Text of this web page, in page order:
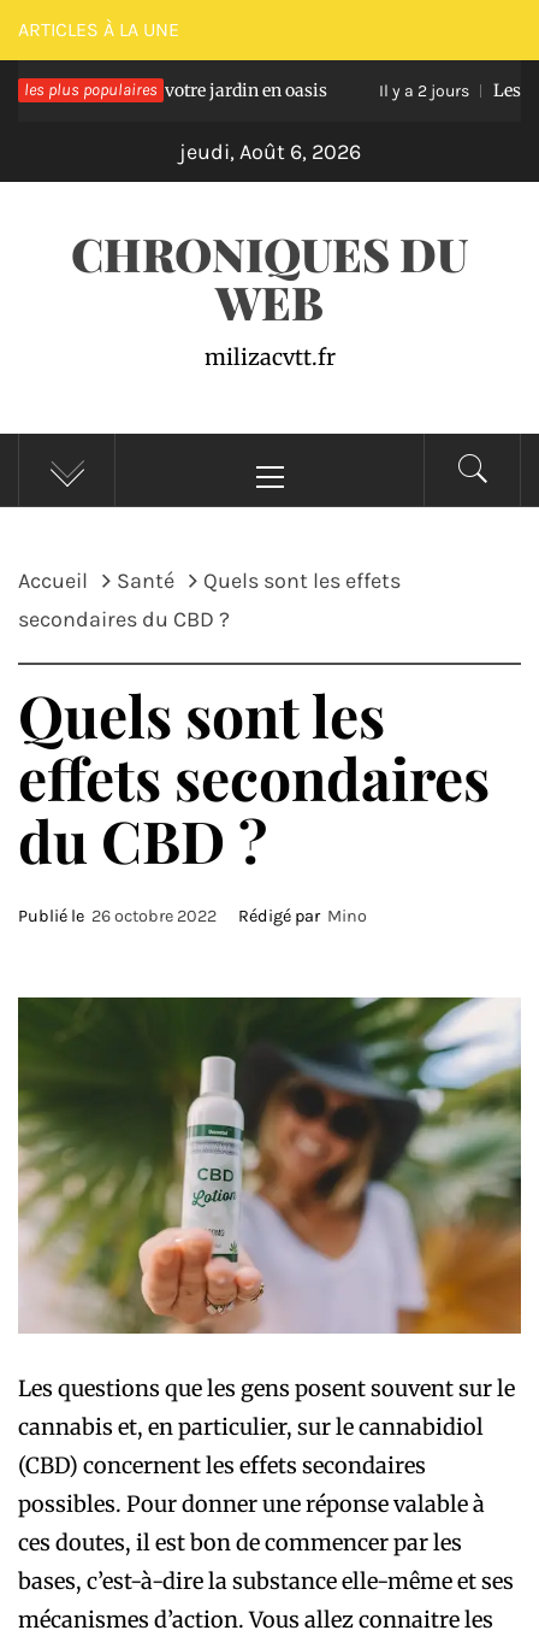
Passer
au
contenu
ARTICLES À LA UNE
les plus populairesvotre jardin en oasis Il y a 2 jours Les meilleurs
jeudi, Août 6, 2026
CHRONIQUES DU
WEB
milizacvtt.fr
principal
Accueil Santé
Quels sont les effets
secondaires du CBD ?
Quels sont les
effets secondaires
du CBD ?
Publié le 26 octobre 2022 Rédigé par Mino
Les questions que les gens posent souvent sur le
cannabis et, en particulier, sur le cannabidiol
(CBD) concernent les effets secondaires
possibles. Pour donner une réponse valable à
ces doutes, il est bon de commencer par les
bases, c’est-à-dire la substance elle-même et ses
mécanismes d’action. Vous allez connaitre les